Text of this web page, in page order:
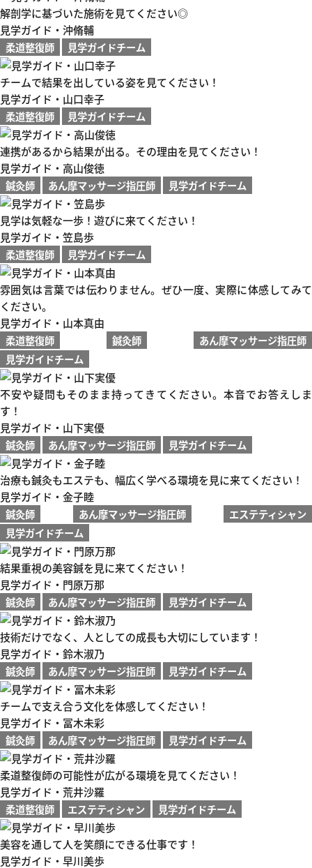
解剖学に基づいた施術を見てください◎
見学ガイド・沖脩輔
柔道整復師
見学ガイドチーム
チームで結果を出している姿を見てください！
見学ガイド・山口幸子
柔道整復師
見学ガイドチーム
連携があるから結果が出る。その理由を見てください！
見学ガイド・高山俊徳
鍼灸師
あん摩マッサージ指圧師 見学ガイドチーム
見学は気軽な一歩！遊びに来てください！
見学ガイド・笠島歩
柔道整復師
見学ガイドチーム
雰囲気は言葉では伝わりません。ぜひ一度、実際に体感してみて
ください。
見学ガイド・山本真由
柔道整復師
鍼灸師
あん摩マッサージ指圧師
見学ガイドチーム
不安や疑問もそのまま持ってきてください。本音でお答えしま
す！
見学ガイド・山下実優
鍼灸師
あん摩マッサージ指圧師 見学ガイドチーム
治療も鍼灸もエステも、幅広く学べる環境を見に来てください！
見学ガイド・金子睦
鍼灸師
あん摩マッサージ指圧師
エステティシャン
見学ガイドチーム
結果重視の美容鍼を見に来てください！
見学ガイド・門原万那
鍼灸師
あん摩マッサージ指圧師 見学ガイドチーム
技術だけでなく、人としての成長も大切にしています！
見学ガイド・鈴木淑乃
鍼灸師
あん摩マッサージ指圧師 見学ガイドチーム
チームで支え合う文化を体感してください！
見学ガイド・冨木未彩
鍼灸師
あん摩マッサージ指圧師 見学ガイドチーム
柔道整復師の可能性が広がる環境を見てください！
見学ガイド・荒井沙羅
柔道整復師
エステティシャン 見学ガイドチーム
美容を通して人を笑顔にできる仕事です！
見学ガイド・早川美歩